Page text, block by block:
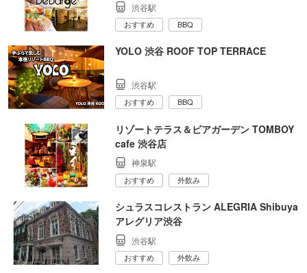
渋谷駅
おすすめ BBQ
YOLO 渋谷 ROOF TOP TERRACE
渋谷駅
おすすめ BBQ
リゾートテラス＆ビアガーデン TOMBOY
cafe 渋谷店
神泉駅
おすすめ 外飲み
シュラスコレストラン ALEGRIA Shibuya
アレグリア渋谷
渋谷駅
おすすめ 外飲み